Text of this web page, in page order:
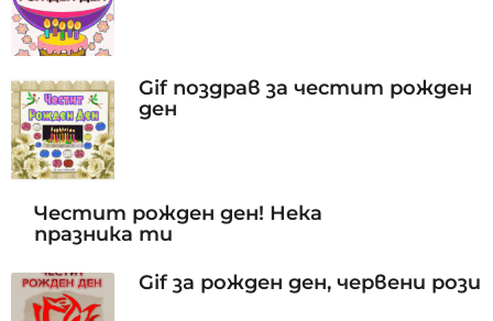
o
Gif поздрав за честит рожден
ден
Честит рожден ден! Нека
празника ти
Gif за рожден ден, червени рози